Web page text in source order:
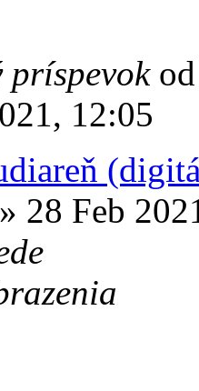
príspevok
12:05
» 28 Feb